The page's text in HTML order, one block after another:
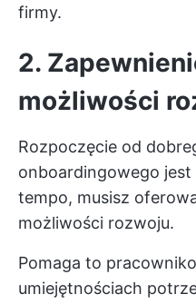
firmy.
2.
możliwości
Rozpoczęcie od
onboardingowego
tempo, musisz
możliwości rozwoju.
Pomaga to
umiejętnościach